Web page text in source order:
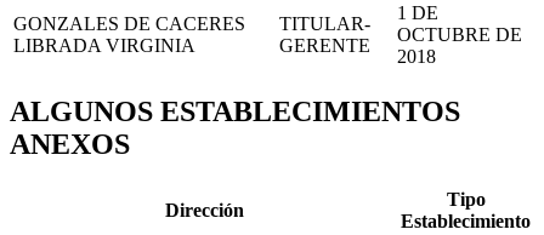
GONZALES DE CACERES
LIBRADA VIRGINIA
TITULAR-
GERENTE
1 DE
OCTUBRE DE
2018
ALGUNOS ESTABLECIMIENTOS
ANEXOS
Dirección
Tipo
Establecimiento